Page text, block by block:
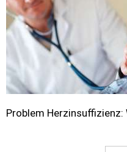
Problem Herzinsuffizienz: